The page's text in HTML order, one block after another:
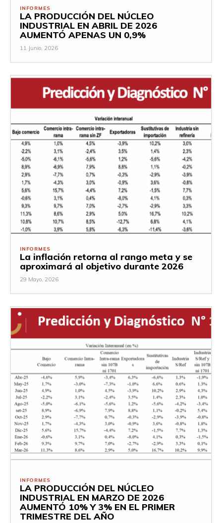
INFORMES
LA PRODUCCIÓN DEL NÚCLEO
INDUSTRIAL EN ABRIL DE 2026
AUMENTÓ APENAS UN 0,9%
11 Junio, 2026
INFORMES
La inflación retorna al rango meta y se
aproximará al objetivo durante 2026
29 Mayo, 2026
INFORMES
LA PRODUCCIÓN DEL NÚCLEO
INDUSTRIAL EN MARZO DE 2026
AUMENTÓ 10% Y 3% EN EL PRIMER
TRIMESTRE DEL AÑO